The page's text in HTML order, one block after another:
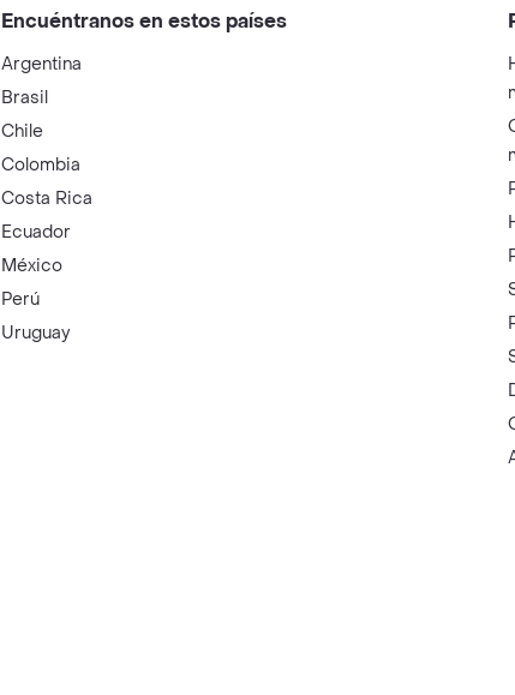
Encuéntranos en estos países
Argentina
Brasil
Chile
Colombia
Costa Rica
Ecuador
México
Perú
Uruguay